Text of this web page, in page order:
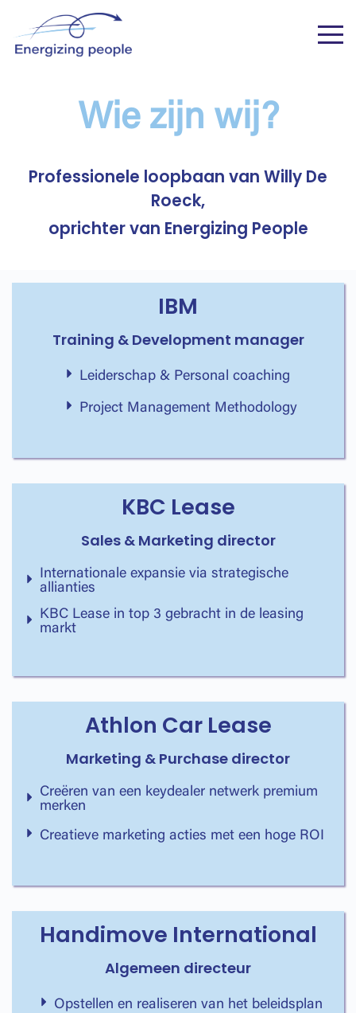
Wie zijn wij?
Professionele loopbaan van Willy De
Roeck,
oprichter van Energizing People
IBM
Training & Development manager
Leiderschap & Personal coaching
Project Management Methodology
KBC Lease
Sales & Marketing director
Internationale expansie via strategische
allianties
KBC Lease in top 3 gebracht in de leasing
markt
Athlon Car Lease
Marketing & Purchase director
Creëren van een keydealer netwerk premium
merken
Creatieve marketing acties met een hoge ROI
Handimove International
Algemeen directeur
Opstellen en realiseren van het beleidsplan